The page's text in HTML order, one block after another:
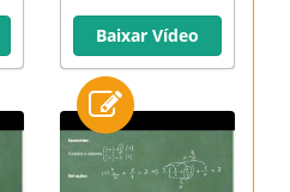
Baixar Vídeo